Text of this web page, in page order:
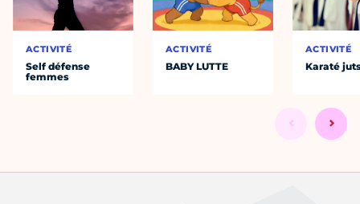
ACTIVITÉ
Self défense
femmes
ACTIVITÉ
BABY LUTTE
ACTIVITÉ
Karaté